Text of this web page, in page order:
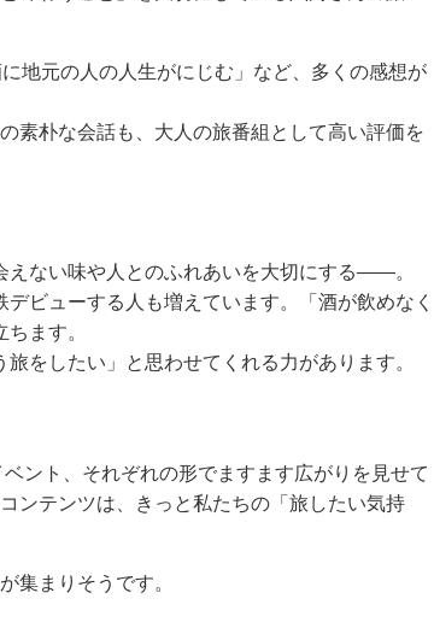
地元の人の人生がにじむ」など、多くの感想が
素朴な会話も、大人の旅番組として高い評価を
えない味や人とのふれあいを大切にする――。
ビューする人も増えています。「酒が飲めなく
ます。
をしたい」と思わせてくれる力があります。
ント、それぞれの形でますます広がりを見せて
ンテンツは、きっと私たちの「旅したい気持
集まりそうです。